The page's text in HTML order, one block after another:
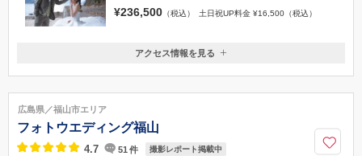
¥236,500 （税込） 土日祝UP料金 ¥16,500（税込）
広島県広島市南区皆実町4丁目12-23
082-255-0866
アクセス情報を見る
広島県／福山市エリア
フォトウエディング福山
4.7 51 件 撮影レポート掲載中